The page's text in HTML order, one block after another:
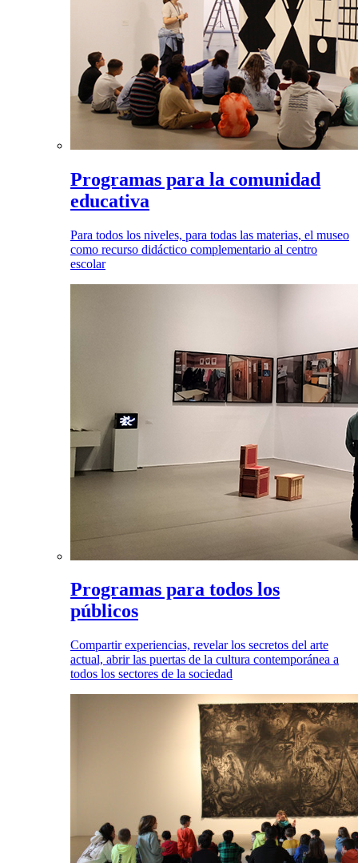
Programas para la comunidad
educativa
Para todos los niveles, para todas las materias, el museo
como recurso didáctico complementario al centro
escolar
Programas para todos los
públicos
Compartir experiencias, revelar los secretos del arte
actual, abrir las puertas de la cultura contemporánea a
todos los sectores de la sociedad